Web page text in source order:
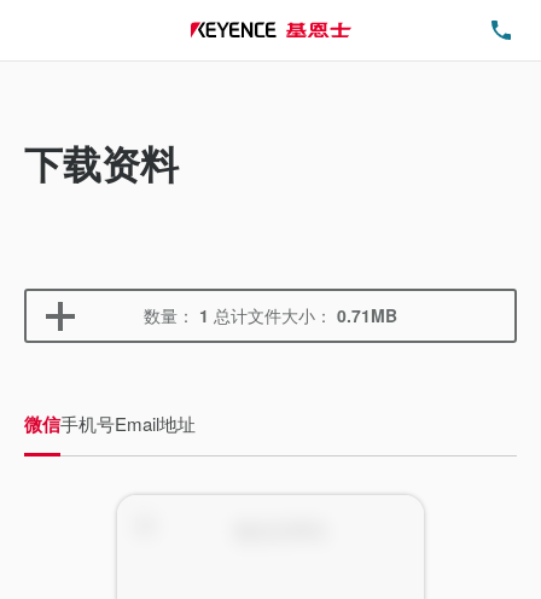
下载资料
数量： 1 总计文件大小： 0.71MB
微信手机号Email地址